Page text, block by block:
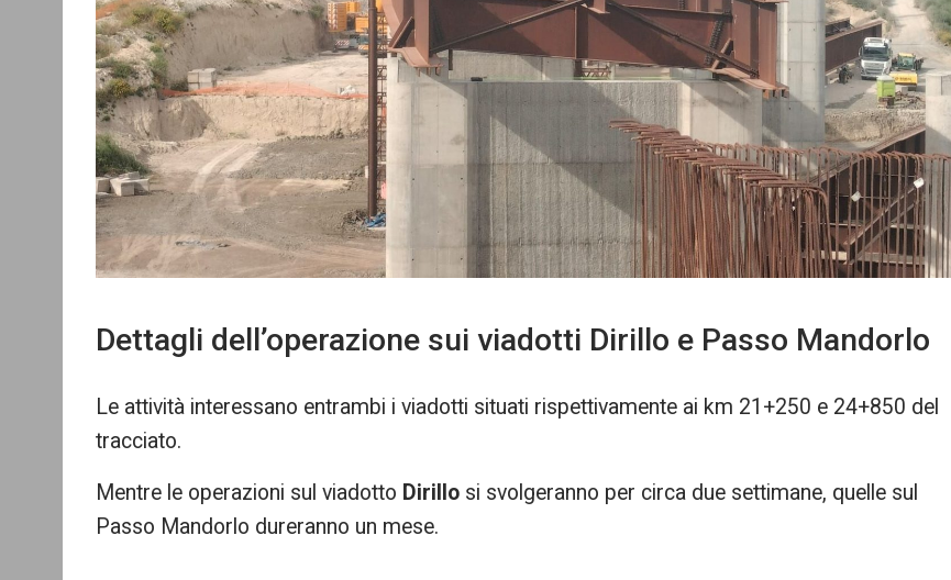
Dettagli dell’operazione sui viadotti Dirillo e Passo Mandorlo
Le attività interessano entrambi i viadotti situati rispettivamente ai km 21+250 e 24+850 del
tracciato.
Mentre le operazioni sul viadotto Dirillo si svolgeranno per circa due settimane, quelle sul
Passo Mandorlo dureranno un mese.